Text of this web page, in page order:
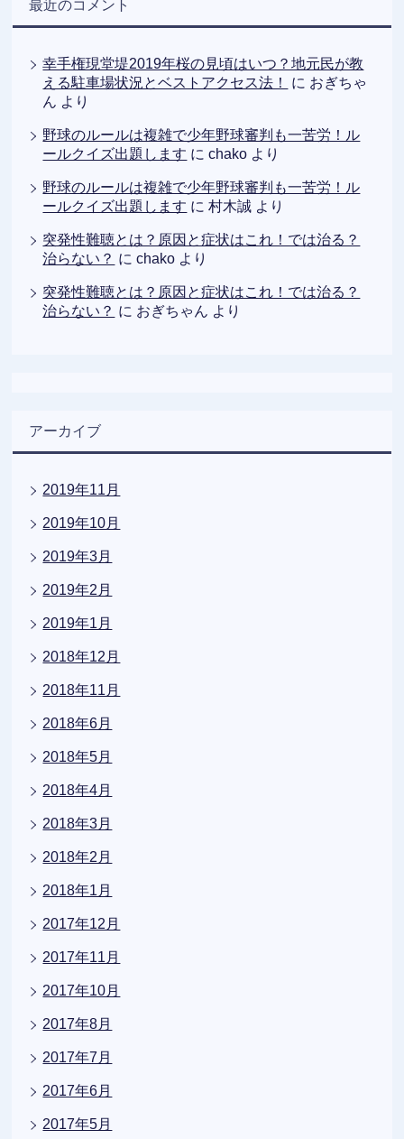
最近のコメント
幸手権現堂堤2019年桜の見頃はいつ？地元民が教
える駐車場状況とベストアクセス法！
に おぎちゃ
ん より
野球のルールは複雑で少年野球審判も一苦労！ル
ールクイズ出題します にchako より
野球のルールは複雑で少年野球審判も一苦労！ル
ールクイズ出題します に村木誠 より
突発性難聴とは？原因と症状はこれ！では治る？
治らない？ にchako より
突発性難聴とは？原因と症状はこれ！では治る？
治らない？ に おぎちゃん より
アーカイブ
2019年11月
2019年10月
2019年3月
2019年2月
2019年1月
2018年12月
2018年11月
2018年6月
2018年5月
2018年4月
2018年3月
2018年2月
2018年1月
2017年12月
2017年11月
2017年10月
2017年8月
2017年7月
2017年6月
2017年5月